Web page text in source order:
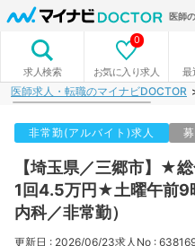
医師
求人検索 お気に入り求人
0
最
医師求人・転職のマイナビDOCTOR
非常勤(アルバイト)求人
【埼玉県／三郷市】★
1回4.5万円★土曜午前9
内科／非常勤）
更新日 : 2026/06/23求人No :